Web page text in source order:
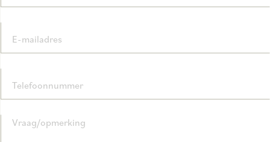
E-mailadres
Telefoonnummer
Vraag/opmerking